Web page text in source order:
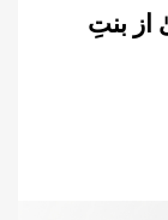
حُسنیٰ از بنتِ